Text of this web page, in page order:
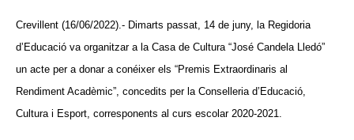
Crevillent (16/06/2022).- Dimarts passat, 14 de juny, la Regidoria
d’Educació va organitzar a la Casa de Cultura “José Candela Lledó”
un acte per a donar a conéixer els “Premis Extraordinaris al
Rendiment Acadèmic”, concedits per la Conselleria d’Educació,
Cultura i Esport, corresponents al curs escolar 2020-2021.